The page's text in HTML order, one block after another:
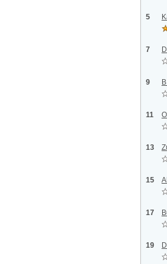
5
7
9
11
13
15
17
19